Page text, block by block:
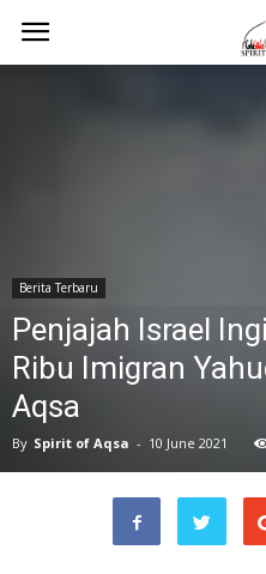
Berita Terbaru
Penjajah Israel
Ribu Imigran
Aqsa
By Spirit of Aqsa - 10 June 2021